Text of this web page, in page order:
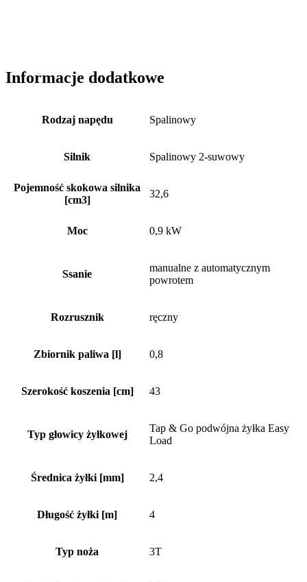
Informacje dodatkowe
Rodzaj napędu Spalinowy
Silnik Spalinowy 2-suwowy
Pojemność skokowa silnika
[cm3]
32,6
Moc 0,9 kW
Ssanie
manualne z automatycznym
powrotem
Rozrusznik ręczny
Zbiornik paliwa [l] 0,8
Szerokość koszenia [cm] 43
Typ głowicy żyłkowej
Tap & Go podwójna żyłka Easy
Load
Średnica żyłki [mm] 2,4
Długość żyłki [m] 4
Typ noża 3T